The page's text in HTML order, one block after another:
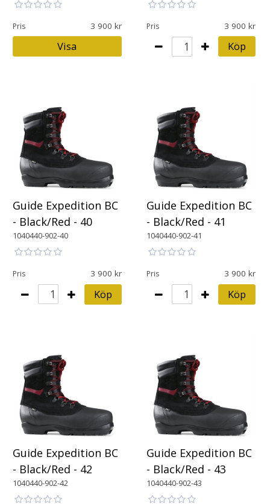
Pris 3 900
Visa
Pris 3 900
Köp
Guide Expedition BC
- Black/Red - 40
1040440-902-40
Pris 3 900
Köp
Guide Expedition BC
- Black/Red - 41
1040440-902-41
Pris 3 900
Köp
Guide Expedition BC
- Black/Red - 42
1040440-902-42
Guide Expedition BC
- Black/Red - 43
1040440-902-43